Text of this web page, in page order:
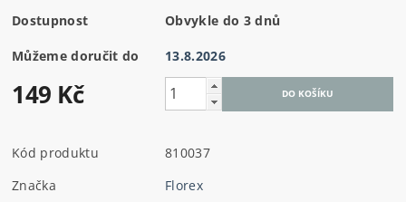
Dostupnost Obvykle do 3 dnů
Můžeme doručit do 13.8.2026
149 Kč
Kód produktu
810037
Značka
Florex